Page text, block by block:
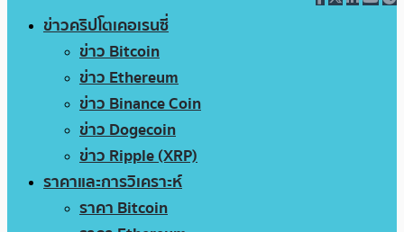
ข่าวคริปโตเคอเรนซี่
ข่าว Bitcoin
ข่าว Ethereum
ข่าว Binance Coin
ข่าว Dogecoin
ข่าว Ripple (XRP)
ราคาและการวิเคราะห์
ราคา Bitcoin